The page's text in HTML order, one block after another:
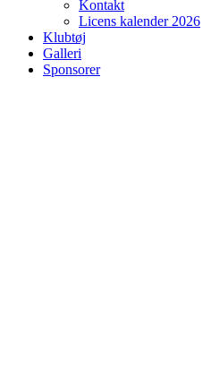
Kontakt
Licens kalender 2026
Klubtøj
Galleri
Sponsorer